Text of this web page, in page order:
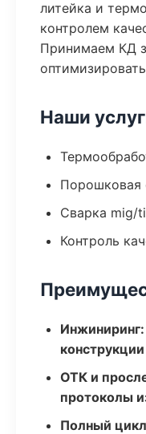
литейка и
контролем
Принимаем КД
Наши
Порошковая
Сварка mig/
Контроль
ОТК и
протоколы
Полный